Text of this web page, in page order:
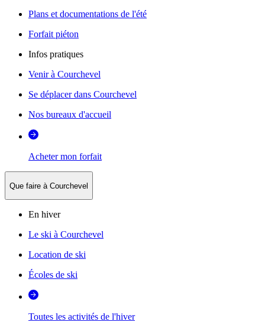
Plans et documentations de l'été
Forfait piéton
Infos pratiques
Venir à Courchevel
Se déplacer dans Courchevel
Nos bureaux d'accueil
Acheter mon forfait
Que faire à Courchevel
En hiver
Le ski à Courchevel
Location de ski
Écoles de ski
Toutes les activités de l'hiver